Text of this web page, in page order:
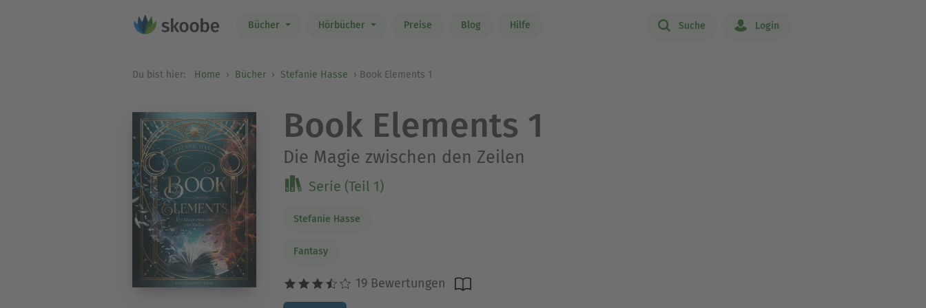
Bücher Hörbücher Preise Blog Hilfe Suche Login
Du bist hier: Home Bücher Stefanie Hasse Book Elements 1
Book Elements 1
Die Magie zwischen den Zeilen
Serie (Teil 1)
Stefanie Hasse
Fantasy
19 Bewertungen